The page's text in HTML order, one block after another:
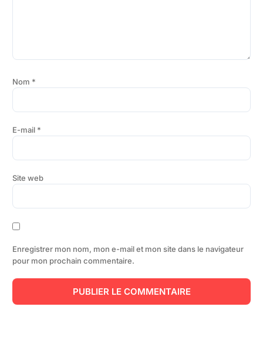
Nom *
E-mail *
Site web
Enregistrer mon nom, mon e-mail et mon site dans le navigateur
pour mon prochain commentaire.